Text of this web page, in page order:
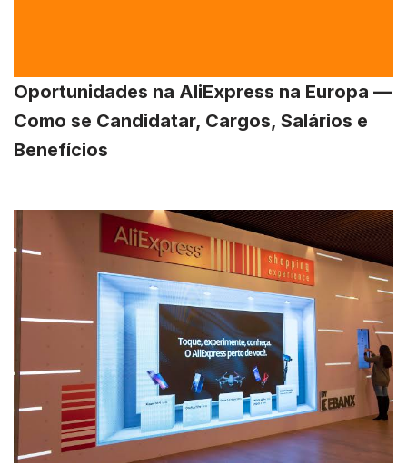
Oportunidades na AliExpress na Europa —
Como se Candidatar, Cargos, Salários e
Benefícios